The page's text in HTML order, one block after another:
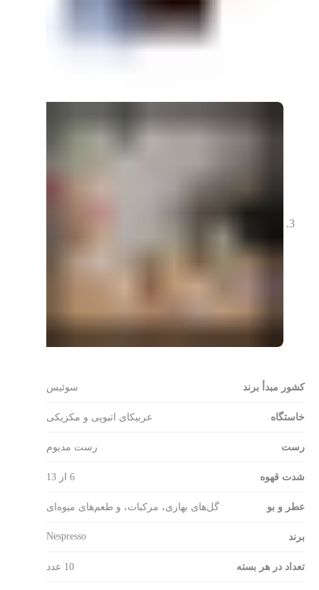
کشور مبدأ برند سوئیس
خاستگاه عربیکای اتیوپی و مکزیکی
رست رست مدیوم
شدت قهوه 6 از 13
عطر و بو گل‌های بهاری، مرکبات، و طعم‌های میوه‌ای
برند Nespresso
تعداد در هر بسته 10 عدد